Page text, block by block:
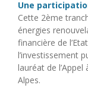
Une
Cette 2ème
énergies
financière de
l’investissement
lauréat de
Alpes.